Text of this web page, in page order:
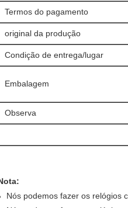
Termos do pagamento
original da produção
Condição de entrega/lugar
Embalagem
Observa
Nós podemos fazer os relógios